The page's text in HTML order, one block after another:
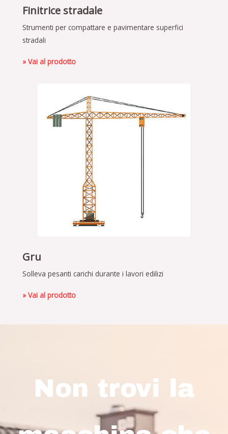
Finitrice stradale
Strumenti per compattare e pavimentare superfici
stradali
» Vai al prodotto
Gru
Solleva pesanti carichi durante i lavori edilizi
» Vai al prodotto
Non trovi la